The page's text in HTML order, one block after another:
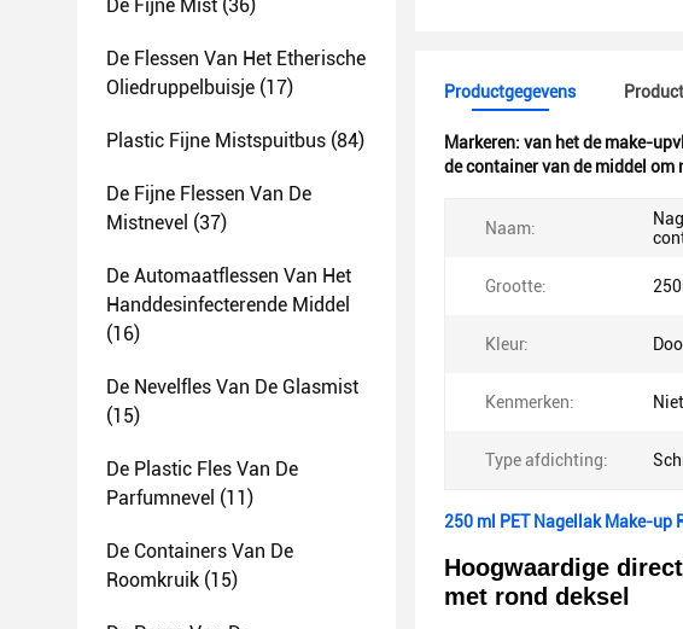
De Fijne Mist (36)
De Flessen Van Het Etherische
Oliedruppelbuisje (17)
Plastic Fijne Mistspuitbus (84)
De Fijne Flessen Van De
Mistnevel (37)
De Automaatflessen Van Het
Handdesinfecterende Middel
(16)
De Nevelfles Van De Glasmist
(15)
De Plastic Fles Van De
Parfumnevel (11)
De Containers Van De
Roomkruik (15)
Productgegevens
Markeren: van het de make-
de container van de middel
Naam:
Grootte:
Kleur:
Kenmerken:
Type afdichting:
250 ml PET Nagellak Make-up
Hoogwaardige
met rond deksel